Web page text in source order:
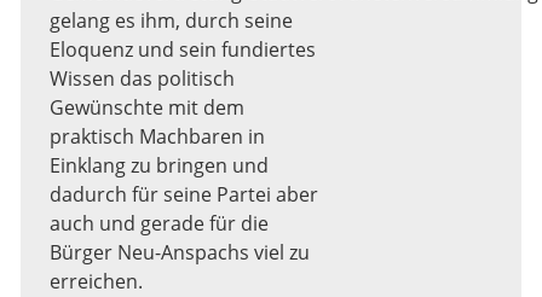
gelang es ihm, durch seine
Eloquenz und sein fundiertes
Wissen das politisch
Gewünschte mit dem
praktisch Machbaren in
Einklang zu bringen und
dadurch für seine Partei aber
auch und gerade für die
Bürger Neu-Anspachs viel zu
erreichen.